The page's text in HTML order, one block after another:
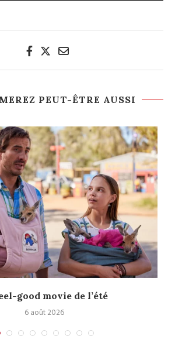
PEUT-ÊTRE AUSSI
good movie de l’été
6 août 2026